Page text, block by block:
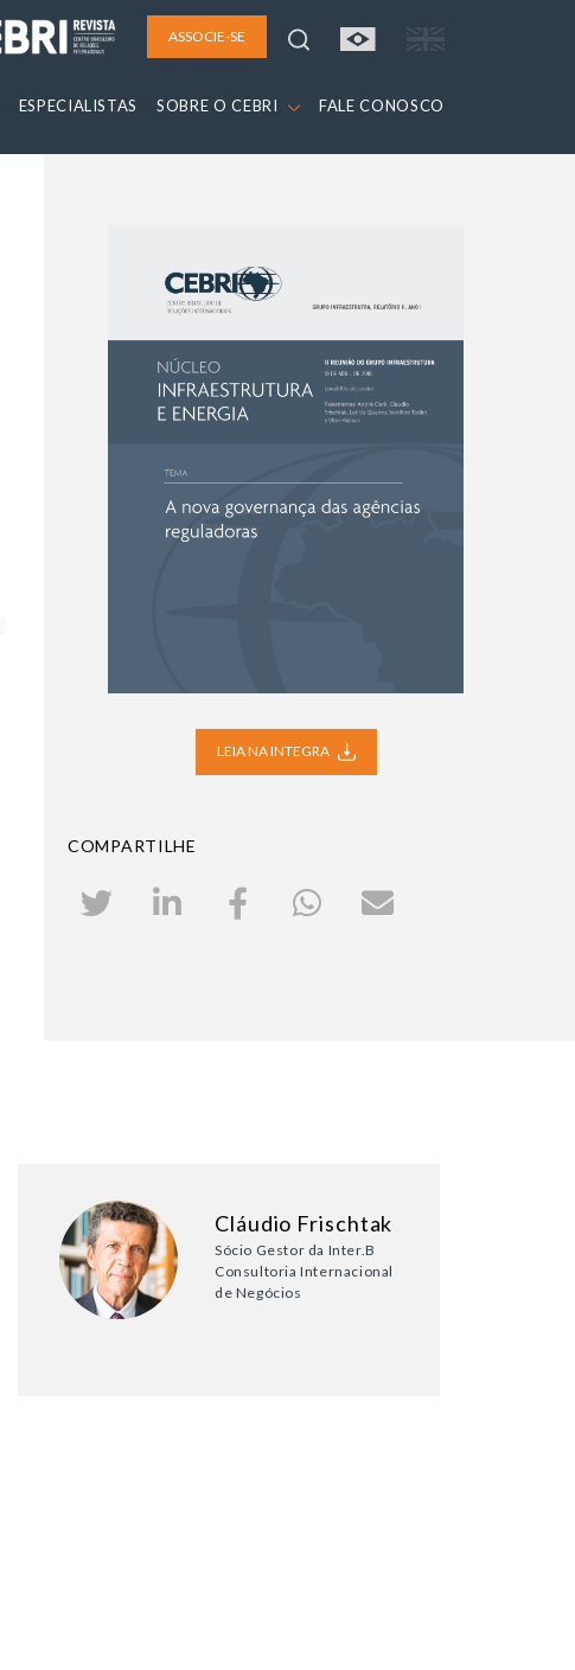
ASSOCIE-SE
ESPECIALISTAS SOBRE O CEBRI FALE CONOSCO
LEIA NA INTEGRA
COMPARTILHE
Cláudio Frischtak
Sócio Gestor da Inter.B
Consultoria Internacional
de Negócios